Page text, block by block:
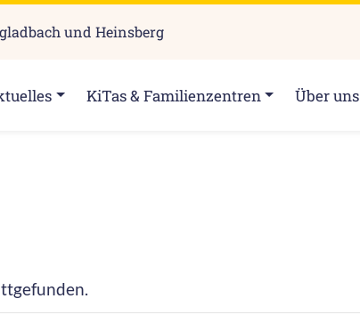
und Heinsberg
KiTas & Familienzentren Über uns